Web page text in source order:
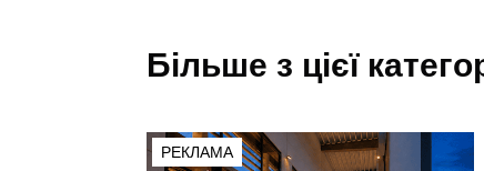
Більше з цієї
РЕКЛАМА